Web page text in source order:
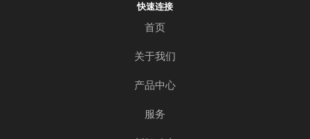
快速连接
首页
关于我们
产品中心
服务